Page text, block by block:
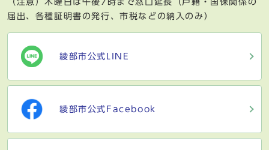
届出、各種証明書の発行、市税などの納入のみ）
綾部市公式LINE
綾部市公式Facebook